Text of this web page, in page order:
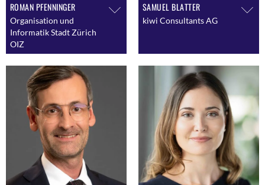
ROMAN PFENNINGER
Organisation und
Informatik Stadt Zürich
OIZ
SAMUEL BLATTER
kiwi Consultants AG